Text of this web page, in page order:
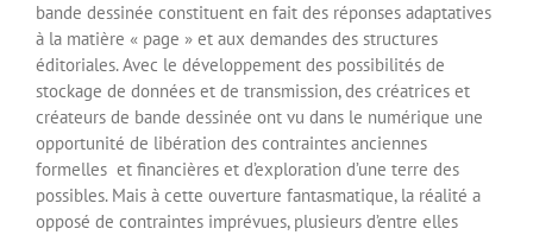
bande dessinée constituent en fait des réponses adaptatives
à la matière « page » et aux demandes des structures
éditoriales. Avec le développement des possibilités de
stockage de données et de transmission, des créatrices et
créateurs de bande dessinée ont vu dans le numérique une
opportunité de libération des contraintes anciennes
formelles et financières et d’exploration d’une terre des
possibles. Mais à cette ouverture fantasmatique, la réalité a
opposé de contraintes imprévues, plusieurs d’entre elles